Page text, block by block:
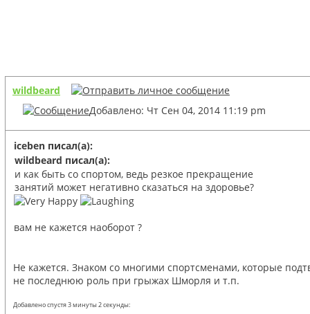
wildbeard
Добавлено: Чт Сен 04, 2014 11:19 pm
iceben писал(а):
wildbeard писал(а):
и как быть со спортом, ведь резкое прекращение
занятий может негативно сказаться на здоровье?
вам не кажется наоборот ?
Не кажется. Знаком со многими спортсменами, которые
не последнюю роль при грыжах Шморля и т.п.
Добавлено спустя 3 минуты 2 секунды: